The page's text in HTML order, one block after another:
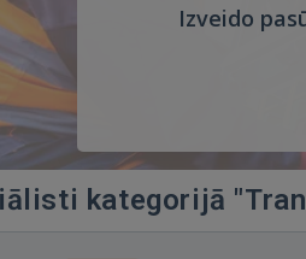
Izveido
kategorijā